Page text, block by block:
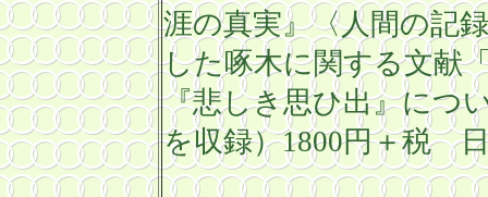
涯の真実』〈人間の記録
した啄木に関する文献
『悲しき思ひ出』につ
を収録）1800円＋税